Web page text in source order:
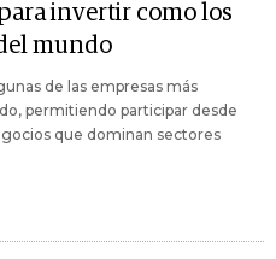
invertir como los
mundo
de las empresas más
permitiendo participar desde
que dominan sectores